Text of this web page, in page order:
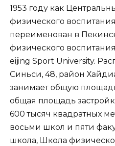
1953 году как
физического
переименован в
физического
eijing Sport University.
Синьси, 48, район
занимает общую
общая площадь
600 тысяч квадратных
восьми школ и пяти
школа, Школа